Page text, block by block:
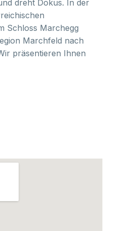
dreht Dokus. In der
Schloss Marchegg
Marchfeld nach
präsentieren Ihnen